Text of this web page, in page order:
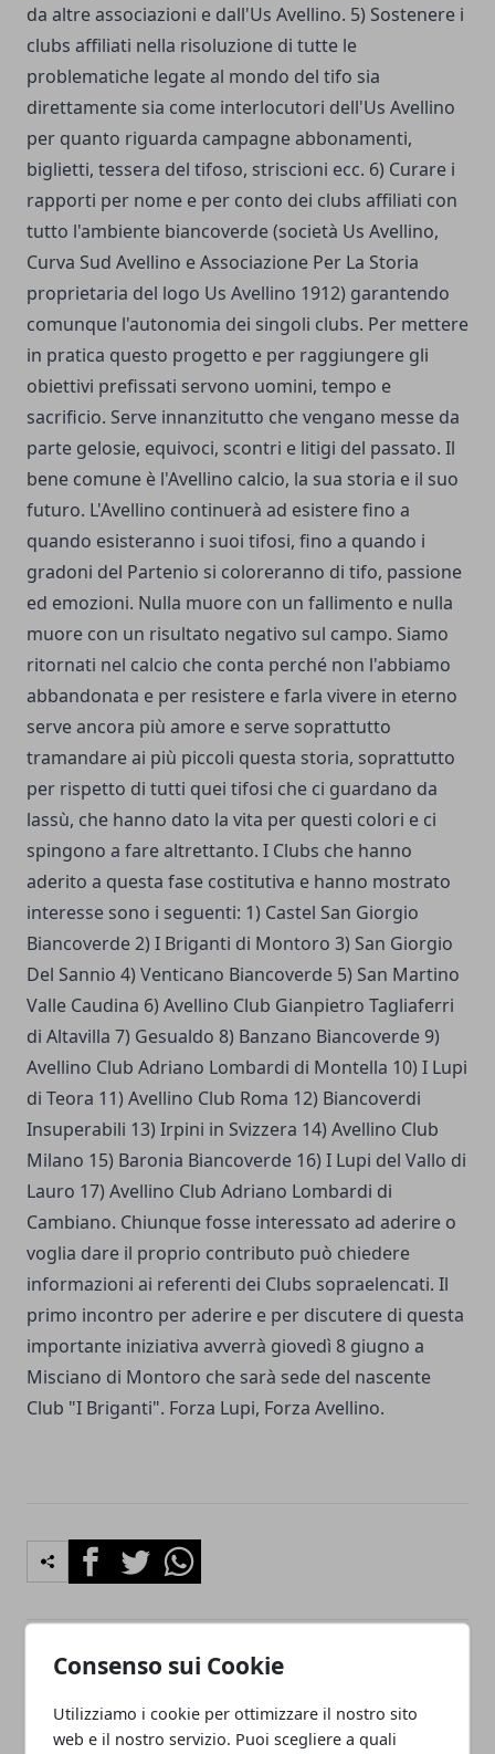
Consenso sui Cookie
Utilizziamo i cookie per ottimizzare il nostro sito
web e il nostro servizio. Puoi scegliere a quali
da altre associazioni e dall'Us Avellino. 5) Sostenere i
clubs affiliati nella risoluzione di tutte le
problematiche legate al mondo del tifo sia
direttamente sia come interlocutori dell'Us Avellino
per quanto riguarda campagne abbonamenti,
biglietti, tessera del tifoso, striscioni ecc. 6) Curare i
rapporti per nome e per conto dei clubs affiliati con
tutto l'ambiente biancoverde (società Us Avellino,
Curva Sud Avellino e Associazione Per La Storia
proprietaria del logo Us Avellino 1912) garantendo
comunque l'autonomia dei singoli clubs. Per mettere
in pratica questo progetto e per raggiungere gli
obiettivi prefissati servono uomini, tempo e
sacrificio. Serve innanzitutto che vengano messe da
parte gelosie, equivoci, scontri e litigi del passato. Il
bene comune è l'Avellino calcio, la sua storia e il suo
futuro. L'Avellino continuerà ad esistere fino a
quando esisteranno i suoi tifosi, fino a quando i
gradoni del Partenio si coloreranno di tifo, passione
ed emozioni. Nulla muore con un fallimento e nulla
muore con un risultato negativo sul campo. Siamo
ritornati nel calcio che conta perché non l'abbiamo
abbandonata e per resistere e farla vivere in eterno
serve ancora più amore e serve soprattutto
tramandare ai più piccoli questa storia, soprattutto
per rispetto di tutti quei tifosi che ci guardano da
lassù, che hanno dato la vita per questi colori e ci
spingono a fare altrettanto. I Clubs che hanno
aderito a questa fase costitutiva e hanno mostrato
interesse sono i seguenti: 1) Castel San Giorgio
Biancoverde 2) I Briganti di Montoro 3) San Giorgio
Del Sannio 4) Venticano Biancoverde 5) San Martino
Valle Caudina 6) Avellino Club Gianpietro Tagliaferri
di Altavilla 7) Gesualdo 8) Banzano Biancoverde 9)
Avellino Club Adriano Lombardi di Montella 10) I Lupi
di Teora 11) Avellino Club Roma 12) Biancoverdi
Insuperabili 13) Irpini in Svizzera 14) Avellino Club
Milano 15) Baronia Biancoverde 16) I Lupi del Vallo di
Lauro 17) Avellino Club Adriano Lombardi di
Cambiano. Chiunque fosse interessato ad aderire o
voglia dare il proprio contributo può chiedere
informazioni ai referenti dei Clubs sopraelencati. Il
primo incontro per aderire e per discutere di questa
importante iniziativa avverrà giovedì 8 giugno a
Misciano di Montoro che sarà sede del nascente
Club "I Briganti". Forza Lupi, Forza Avellino.
FacebookTwitterWhatsapp
Articolo Precedente
approssimato, la comunità
merita rispetto: chi deve
Sarà conferma Carpi o
miracolo Benevento?